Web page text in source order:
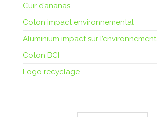
Cuir d’ananas
Coton impact environnemental
Aluminium impact sur l’environnement
Coton BCI
Logo recyclage